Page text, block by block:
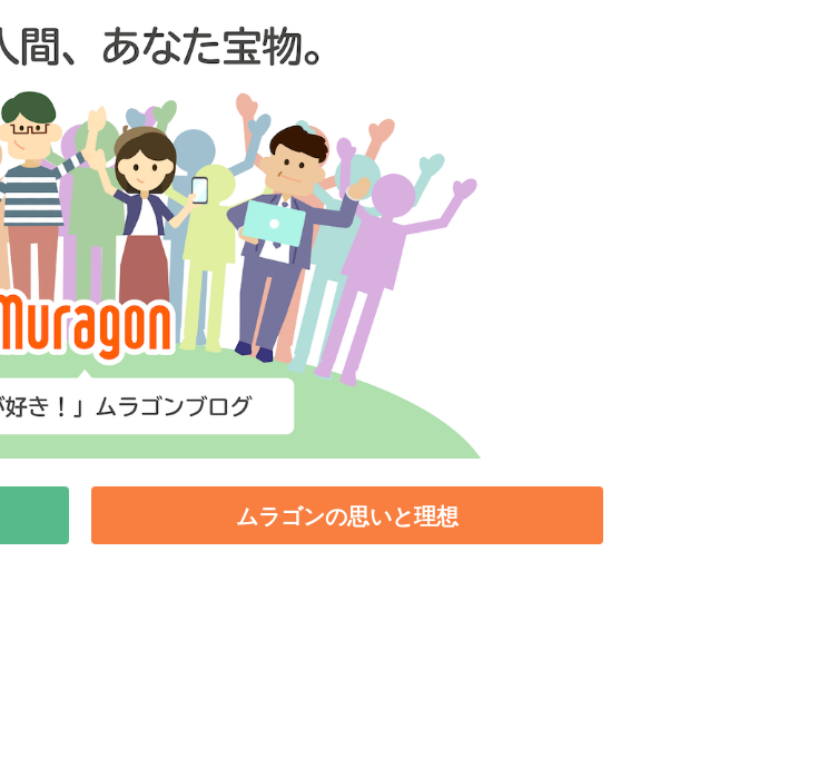
ムラゴンの思いと理想